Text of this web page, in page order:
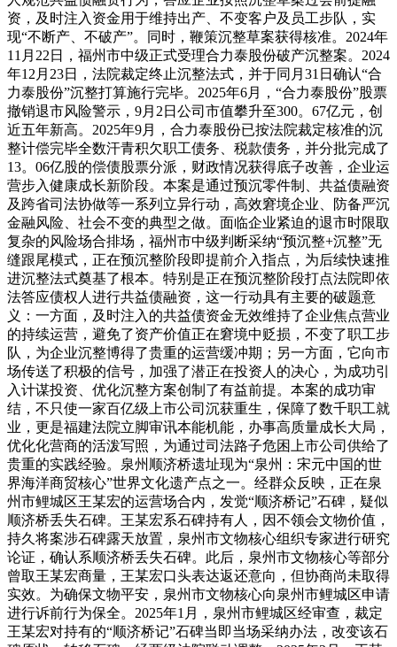
资，及时注入资金用于维持出产、不变客户及员工步队，实
现“不断产、不破产”。同时，鞭策沉整草案获得核准。2024年
11月22日，福州市中级正式受理合力泰股份破产沉整案。2024
年12月23日，法院裁定终止沉整法式，并于同月31日确认“合
力泰股份”沉整打算施行完毕。2025年6月，“合力泰股份”股票
撤销退市风险警示，9月2日公司市值攀升至300。67亿元，创
近五年新高。2025年9月，合力泰股份已按法院裁定核准的沉
整计偿完毕全数汗青积欠职工债务、税款债务，并分批完成了
13。06亿股的偿债股票分派，财政情况获得底子改善，企业运
营步入健康成长新阶段。本案是通过预沉零件制、共益债融资
及跨省司法协做等一系列立异行动，高效窘境企业、防备严沉
金融风险、社会不变的典型之做。面临企业紧迫的退市时限取
复杂的风险场合排场，福州市中级判断采纳“预沉整+沉整”无
缝跟尾模式，正在预沉整阶段即提前介入指点，为后续快速推
进沉整法式奠基了根本。特别是正在预沉整阶段打点法院即依
法答应债权人进行共益债融资，这一行动具有主要的破题意
义：一方面，及时注入的共益债资金无效维持了企业焦点营业
的持续运营，避免了资产价值正在窘境中贬损，不变了职工步
队，为企业沉整博得了贵重的运营缓冲期；另一方面，它向市
场传送了积极的信号，加强了潜正在投资人的决心，为成功引
入计谋投资、优化沉整方案创制了有益前提。本案的成功审
结，不只使一家百亿级上市公司沉获重生，保障了数千职工就
业，更是福建法院立脚审讯本能机能，办事高质量成长大局，
优化化营商的活泼写照，为通过司法路子危困上市公司供给了
贵重的实践经验。泉州顺济桥遗址现为“泉州：宋元中国的世
界海洋商贸核心”世界文化遗产点之一。经群众反映，正在泉
州市鲤城区王某宏的运营场合内，发觉“顺济桥记”石碑，疑似
顺济桥丢失石碑。王某宏系石碑持有人，因不领会文物价值，
持久将案涉石碑露天放置，泉州市文物核心组织专家进行研究
论证，确认系顺济桥丢失石碑。此后，泉州市文物核心等部分
曾取王某宏商量，王某宏口头表达返还意向，但协商尚未取得
实效。为确保文物平安，泉州市文物核心向泉州市鲤城区申请
进行诉前行为保全。2025年1月，泉州市鲤城区经审查，裁定
王某宏对持有的“顺济桥记”石碑当即当场采纳办法，改变该石